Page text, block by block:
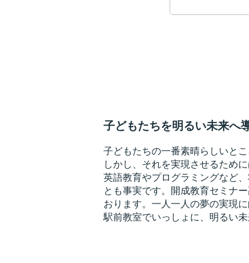
子どもたちを明るい未来へ
子どもたちの一番素晴らしいと
しかし、それを実現させるため
英語教育やプログラミングなど
とも事実です。開成教育セミナ
おります。一人一人の夢の実現
駅前教室でいっしょに、明るい